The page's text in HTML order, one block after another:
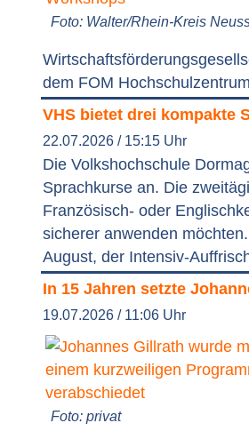
Foto: Walter/Rhein-Kreis
dem FOM
VHS bietet drei kompakte
22.07.2026 / 15:15 Uhr
Die Volkshochschule
Sprachkurse an. Die
Französisch- oder
sicherer anwenden
August, der Intensiv-
In 15 Jahren setzte
19.07.2026 / 11:06 Uhr
Foto: privat